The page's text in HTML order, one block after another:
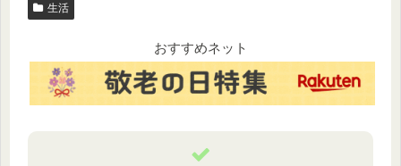
生活
おすすめネット